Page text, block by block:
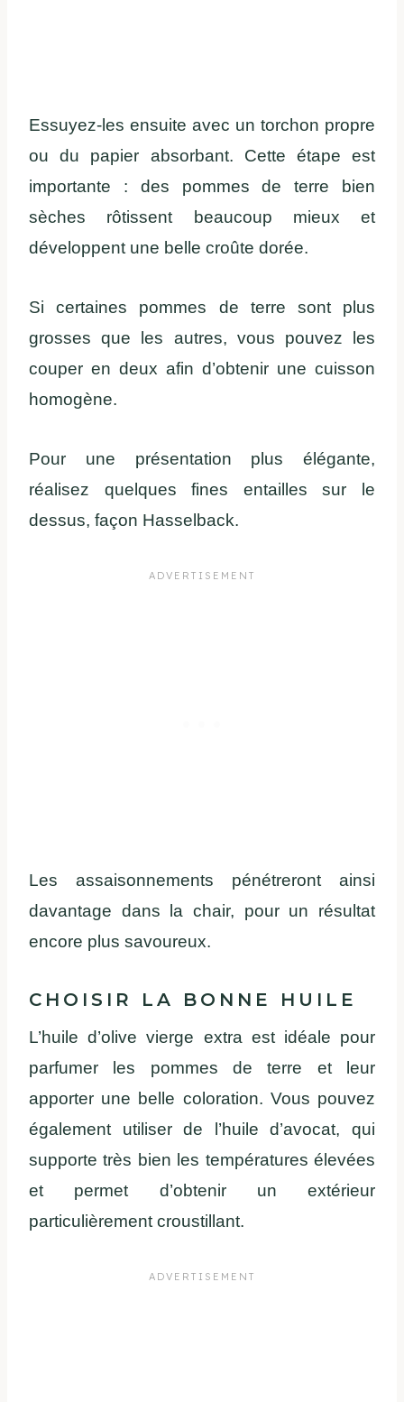
Essuyez-les ensuite avec un torchon propre
ou du papier absorbant. Cette étape est
importante : des pommes de terre bien
sèches rôtissent beaucoup mieux et
développent une belle croûte dorée.
Si certaines pommes de terre sont plus
grosses que les autres, vous pouvez les
couper en deux afin d’obtenir une cuisson
homogène.
Pour une présentation plus élégante,
réalisez quelques fines entailles sur le
dessus, façon Hasselback.
Les assaisonnements pénétreront ainsi
davantage dans la chair, pour un résultat
encore plus savoureux.
CHOISIR LA BONNE HUILE
L’huile d’olive vierge extra est idéale pour
parfumer les pommes de terre et leur
apporter une belle coloration. Vous pouvez
également utiliser de l’huile d’avocat, qui
supporte très bien les températures élevées
et permet d’obtenir un extérieur
particulièrement croustillant.